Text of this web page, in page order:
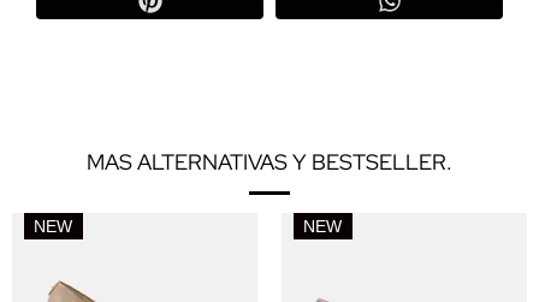
MAS ALTERNATIVAS Y BESTSELLER.
NEW NEW